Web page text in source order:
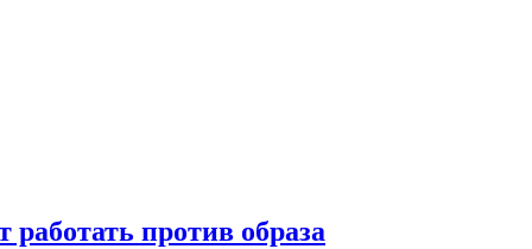
против образа